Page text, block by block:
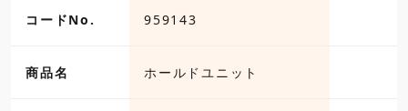
コードNo. 959143
商品名 ホールドユニット